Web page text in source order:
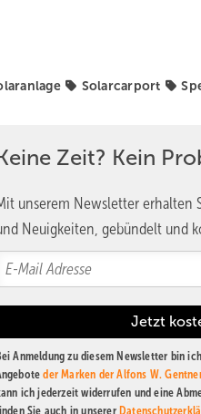
Solarcarport
Zeit? Kein
unserem Newsletter erhalten
Neuigkeiten, gebündelt und
Anmeldung zu diesem Newsletter bin
der Marken der Alfons W.
ich jederzeit widerrufen und eine
Sie auch in unserer